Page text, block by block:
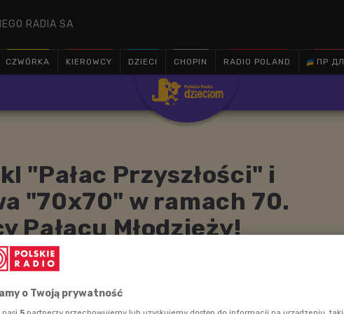
RADIA SA
CZWÓRKA KIEROWCY DZIECI CHOPIN RADIO POLAND ПР

"Pałac Przyszłości" i
"70x70" w ramach 70.
Pałacu Młodzieży!
w Teatrze Wielkim - Operze Narodowej odbędzie się
obchody 70. rocznicy powstania Pałacu Młodzieży
o Twoją prywatność